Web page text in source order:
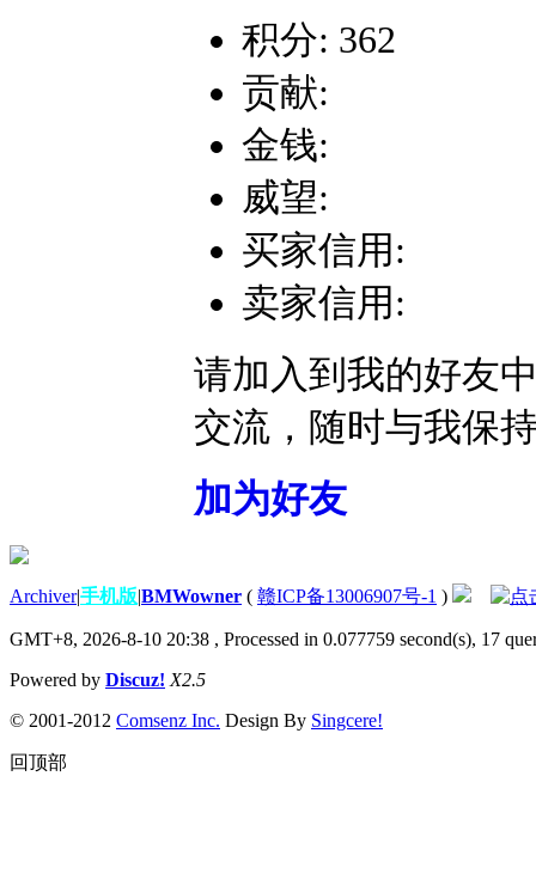
积分: 362
贡献:
金钱:
威望:
买家信用:
卖家信用:
请加入到我的好友
交流，随时与我保
加为好友
Archiver|手机版|BMWowner ( 赣ICP备13006907号-1 )
GMT+8, 2026-8-10 20:38 , Processed in 0.077759 second(s), 17
Powered by Discuz! X2.5
© 2001-2012 Comsenz Inc. Design By Singcere!
回顶部